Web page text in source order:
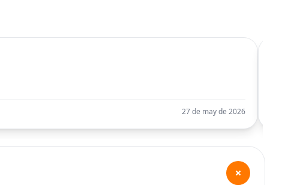
27 de may de 2026
+